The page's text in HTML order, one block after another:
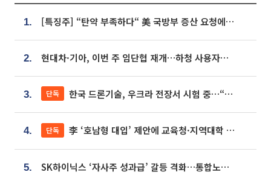
1. [특징주] “탄약 부족하다“ 美 국방부 증산 요청에⋯국내 방산주 급등세
2. 현대차·기아, 이번 주 임단협 재개…하청 사용자성 재심도 ‘변수’
3. 단독 한국 드론기술, 우크라 전장서 시험 중…“스타트업 여러 곳 참여”
4. 단독 李 ‘호남형 대입’ 제안에 교육청·지역대학 서·논술형 입시 연계 '착수'
5. SK하이닉스 ‘자사주 성과급’ 갈등 격화…통합노조 출범 움직임